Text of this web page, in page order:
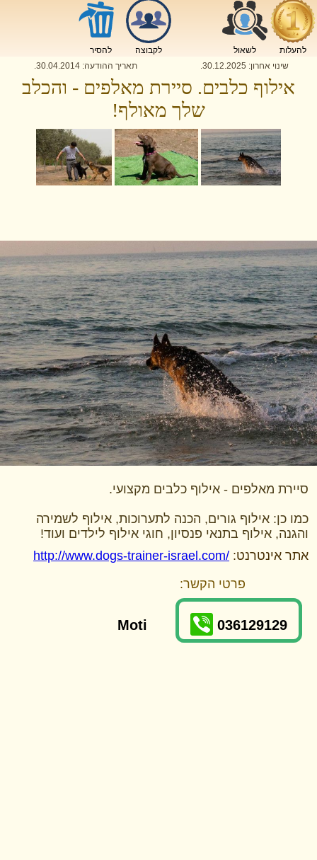
להעלות לשאול לקבוצה
להסיר
שינוי אחרון: 30.12.2025
. תאריך ההודעה: 30.04.2014
.
אילוף כלבים. סיירת מאלפים - והכלב
שלך מאולף!
סיירת מאלפים - אילוף כלבים מקצועי.
כמו כן: אילוף גורים, הכנה לתערוכות, אילוף לשמירה
והגנה, אילוף בתנאי פנסיון, חוגי אילוף לילדים ועוד!
אתר אינטרנט: http://www.dogs-trainer-israel.com/
פרטי הקשר:
036129129
Moti